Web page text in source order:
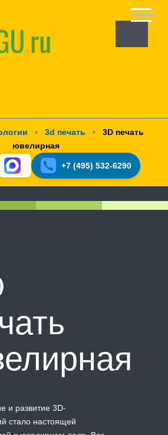
› 3d печать ›
3D печать
ювелирная
+7 (495) 532-6290
и развитие 3D-
стало настоящей